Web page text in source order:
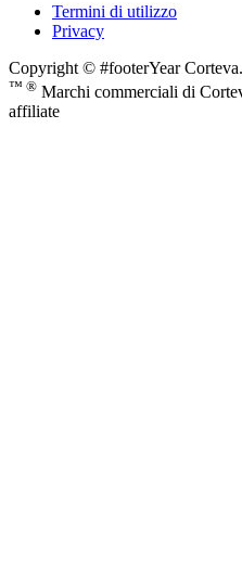
Termini di utilizzo
Privacy
Copyright © #footerYear
™ ® Marchi commerciali di
affiliate